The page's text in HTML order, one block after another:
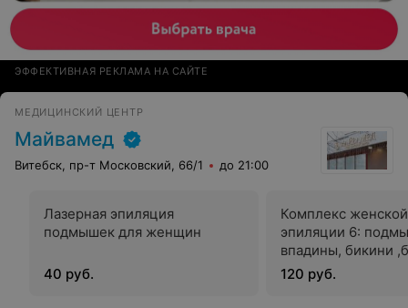
ЭФФЕКТИВНАЯ РЕКЛАМА НА САЙТЕ
МЕДИЦИНСКИЙ ЦЕНТР
Майвамед
Витебск, пр-т Московский, 66/1 до 21:00
Лазерная эпиляция
подмышек для женщин
40 руб.
Комплекс
эпиляции 6:
впадины, бикини
голени
120 руб.